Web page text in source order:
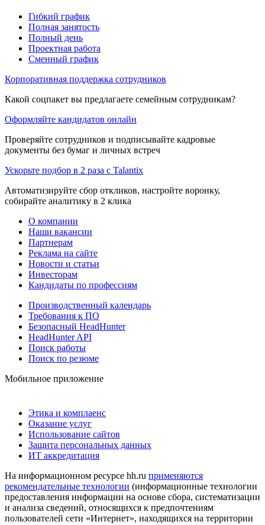
Гибкий график
Полная занятость
Полный день
Проектная работа
Сменный график
Корпоративная поддержка сотрудников
Какой соцпакет вы предлагаете семейным сотрудникам?
Оформляйте кандидатов онлайн
Проверяйте сотрудников и подписывайте кадровые
документы без бумаг и личных встреч
Ускорьте подбор в 2 раза с Talantix
Автоматизируйте сбор откликов, настройте воронку,
собирайте аналитику в 2 клика
О компании
Наши вакансии
Партнерам
Реклама на сайте
Новости и статьи
Инвесторам
Кандидаты по профессиям
Производственный календарь
Требования к ПО
Безопасный HeadHunter
HeadHunter API
Поиск работы
Поиск по резюме
Мобильное приложение
Этика и комплаенс
Оказание услуг
Использование сайтов
Защита персональных данных
ИТ аккредитация
На информационном ресурсе hh.ru применяются
рекомендательные технологии (информационные технологии
предоставления информации на основе сбора, систематизации
и анализа сведений, относящихся к предпочтениям
пользователей сети «Интернет», находящихся на территории